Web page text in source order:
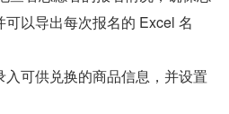
以导出每次报名的 Excel 名
可供兑换的商品信息，并设置